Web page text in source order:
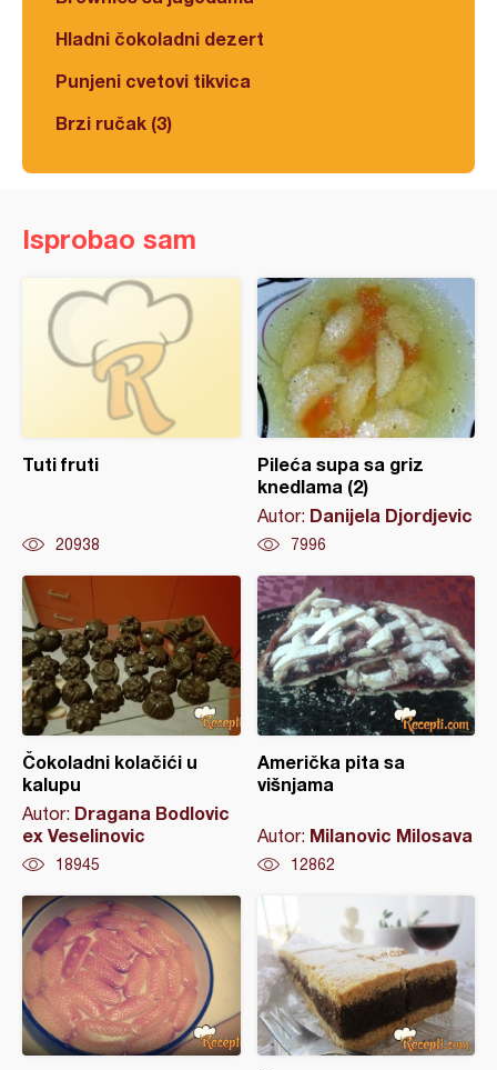
Hladni čokoladni dezert
Punjeni cvetovi tikvica
Brzi ručak (3)
Isprobao sam
Tuti fruti
20938
Pileća supa sa griz
knedlama (2)
Autor: Danijela Djordjevic
7996
Čokoladni kolačići u
kalupu
Autor: Dragana Bodlovic
ex Veselinovic
18945
Američka pita sa
višnjama
Autor: Milanovic Milosava
12862